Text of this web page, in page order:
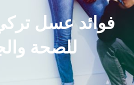
فوائد عسل
للصحة